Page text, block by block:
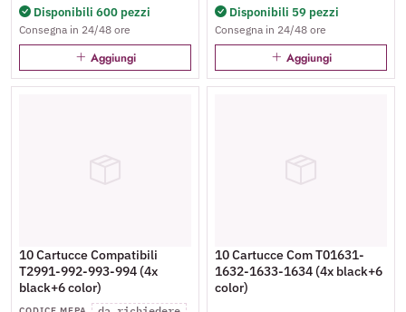
Disponibili 600 pezzi
Consegna in 24/48 ore
Aggiungi
Disponibili 59 pezzi
Consegna in 24/48 ore
Aggiungi
10 Cartucce Compatibili
T2991-992-993-994 (4x
black+6 color)
10 Cartucce Com T01631-
1632-1633-1634 (4x black+6
color)